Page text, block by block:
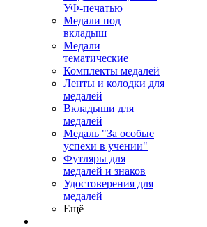
УФ-печатью
Медали под
вкладыш
Медали
тематические
Комплекты медалей
Ленты и колодки для
медалей
Вкладыши для
медалей
Медаль "За особые
успехи в учении"
Футляры для
медалей и знаков
Удостоверения для
медалей
Ещё